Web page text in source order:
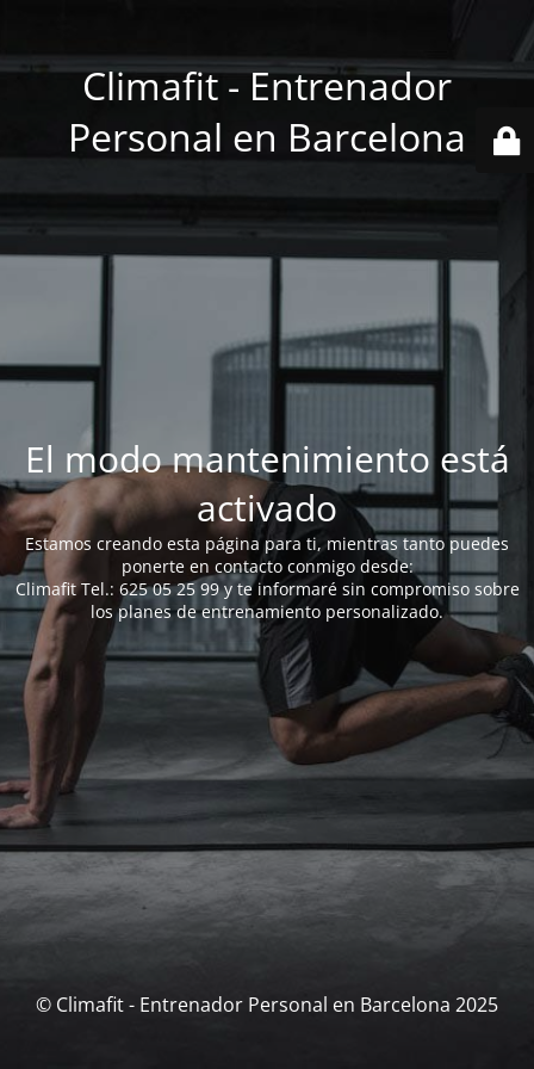
Climafit - Entrenador
Personal en Barcelona
El modo mantenimiento está
activado
Estamos creando esta página para ti, mientras tanto puedes
ponerte en contacto conmigo desde:
Climafit Tel.: 625 05 25 99 y te informaré sin compromiso sobre
los planes de entrenamiento personalizado.
© Climafit - Entrenador Personal en Barcelona 2025